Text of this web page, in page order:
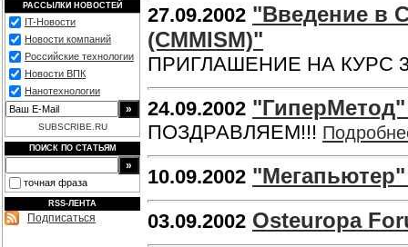
РАССЫЛКИ НОВОСТЕЙ
IT-Новости
Новости компаний
Российские технологии
Новости ВПК
Нанотехнологии
SUBSCRIBE.RU
ПОИСК ПО СТАТЬЯМ
точная фраза
RSS-ЛЕНТА
Подписаться
27.09.2002 "Введение в
(CMMISM)"
ПРИГЛАШЕНИЕ НА КУРС 3-
24.09.2002
ПОЗДРАВЛЯЕМ!!!
10.09.2002
03.09.2002 Osteuropa